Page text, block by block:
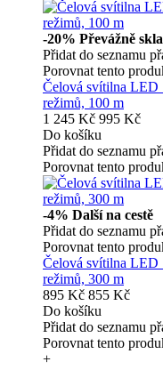
-20% Převážně
Přidat do seznamu
Porovnat tento
Čelová svítilna LED
režimů, 100 m
1 245 Kč 995 Kč
Do košíku
Přidat do seznamu
Porovnat tento
-4% Další na cestě
Přidat do seznamu
Porovnat tento
Čelová svítilna LED
režimů, 300 m
895 Kč 855 Kč
Do košíku
Přidat do seznamu
Porovnat tento
+